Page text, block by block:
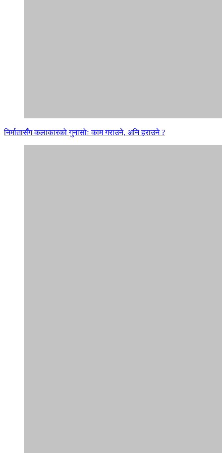
निर्मातासँग कलाकारको गुनासोः काम गराउने, अनि हराउने ?